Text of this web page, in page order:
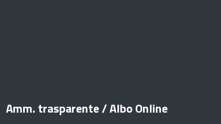
Amm. trasparente / Albo Online